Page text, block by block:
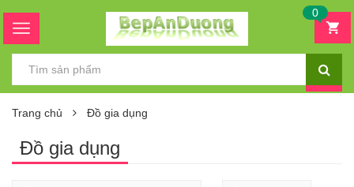
0
Trang chủ Đồ gia dụng
Đồ gia dụng